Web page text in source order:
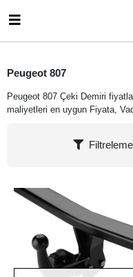
Peugeot 807
Peugeot 807 Çeki Demiri
maliyetleri en uygun Fiyata,
Filtreleme